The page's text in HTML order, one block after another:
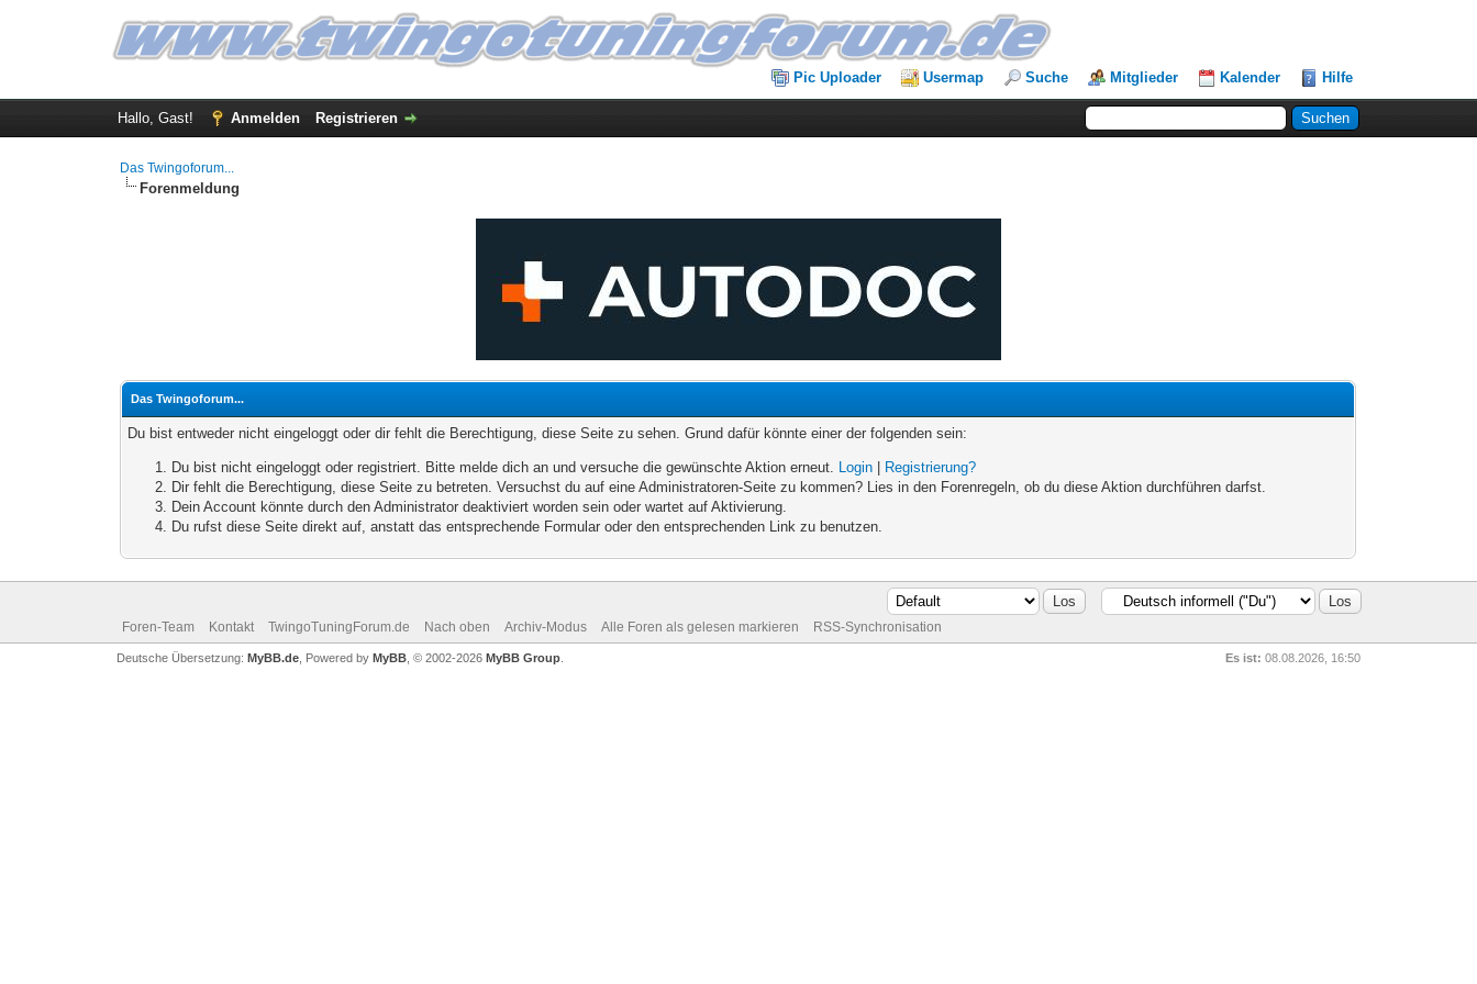
Pic Uploader Usermap Suche Mitglieder Kalender Hilfe
Hallo, Gast! Anmelden Registrieren
Das Twingoforum...
Forenmeldung
Das Twingoforum...
Du bist entweder nicht eingeloggt oder dir fehlt die Berechtigung, diese Seite zu sehen. Grund dafür könnte einer der folgenden sein:
Du bist nicht eingeloggt oder registriert. Bitte melde dich an und versuche die gewünschte Aktion erneut. Login
Registrierung?
Dir fehlt die Berechtigung, diese Seite zu betreten. Versuchst du auf eine Administratoren-Seite zu kommen? Lies in den Forenregeln, ob du diese Aktion durchführen darfst.
Dein Account könnte durch den Administrator deaktiviert worden sein oder wartet auf Aktivierung.
Du rufst diese Seite direkt auf, anstatt das entsprechende Formular oder den entsprechenden Link zu benutzen.
Foren-Team Kontakt TwingoTuningForum.de Nach oben Archiv-Modus Alle Foren als gelesen markieren RSS-Synchronisation
Es ist: 08.08.2026, 16:50
Deutsche Übersetzung: MyBB.de, Powered by MyBB, © 2002-2026 MyBB Group.